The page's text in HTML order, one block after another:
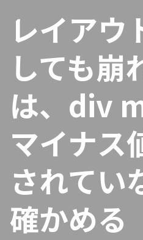
レイアウ
しても崩
は、div
マイナス
されてい
確かめる